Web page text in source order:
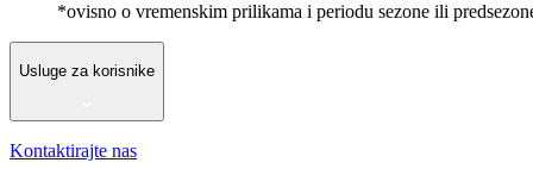
*ovisno o vremenskim prilikama i periodu sezone ili
Usluge za korisnike
Kontaktirajte nas